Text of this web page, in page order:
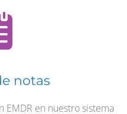
notas
EMDR en nuestro sistema